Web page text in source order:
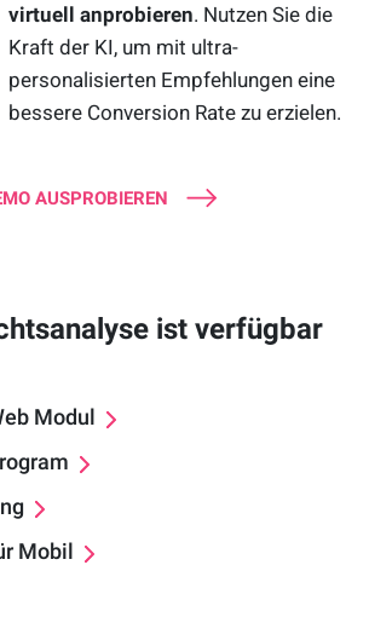
virtuell anprobieren. Nutzen Sie die
Kraft der KI, um mit ultra-
personalisierten Empfehlungen eine
bessere Conversion Rate zu erzielen.
AUSPROBIEREN
ist verfügbar
Modul
Mobil